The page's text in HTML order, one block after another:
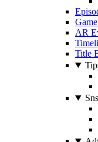
AR
Title
Sns